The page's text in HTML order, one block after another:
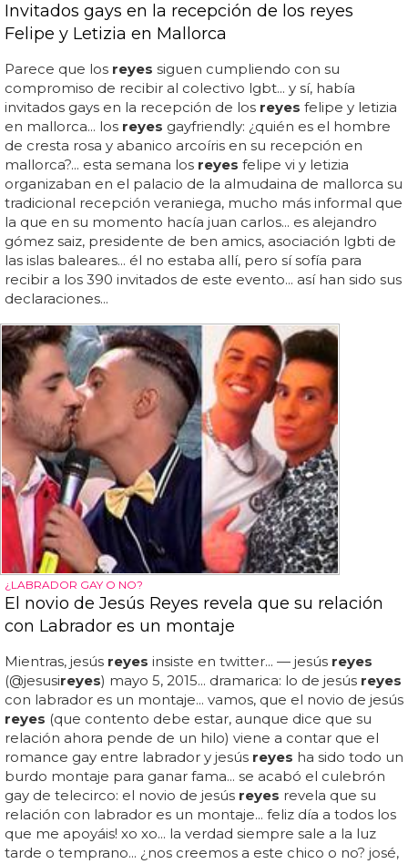
Invitados gays en la recepción de los reyes
Felipe y Letizia en Mallorca
Parece que los reyes siguen cumpliendo con su
compromiso de recibir al colectivo lgbt... y sí, había
invitados gays en la recepción de los reyes felipe y letizia
en mallorca... los reyes gayfriendly: ¿quién es el hombre
de cresta rosa y abanico arcoíris en su recepción en
mallorca?... esta semana los reyes felipe vi y letizia
organizaban en el palacio de la almudaina de mallorca su
tradicional recepción veraniega, mucho más informal que
la que en su momento hacía juan carlos... es alejandro
gómez saiz, presidente de ben amics, asociación lgbti de
las islas baleares... él no estaba allí, pero sí sofía para
recibir a los 390 invitados de este evento... así han sido sus
declaraciones...
¿LABRADOR GAY O NO?
El novio de Jesús Reyes revela que su relación
con Labrador es un montaje
Mientras, jesús reyes insiste en twitter... — jesús reyes
(@jesusireyes) mayo 5, 2015... dramarica: lo de jesús reyes
con labrador es un montaje... vamos, que el novio de jesús
reyes (que contento debe estar, aunque dice que su
relación ahora pende de un hilo) viene a contar que el
romance gay entre labrador y jesús reyes ha sido todo un
burdo montaje para ganar fama... se acabó el culebrón
gay de telecirco: el novio de jesús reyes revela que su
relación con labrador es un montaje... feliz día a todos los
que me apoyáis! xo xo... la verdad siempre sale a la luz
tarde o temprano... ¿nos creemos a este chico o no? josé,